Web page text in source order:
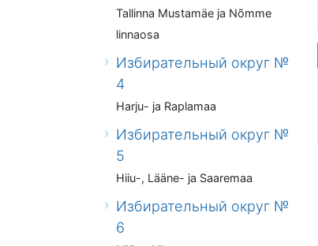
Tallinna Mustamäe ja Nõmme
linnaosa
Избирательный округ №
4
Harju- ja Raplamaa
Избирательный округ №
5
Hiiu-, Lääne- ja Saaremaa
Избирательный округ №
6